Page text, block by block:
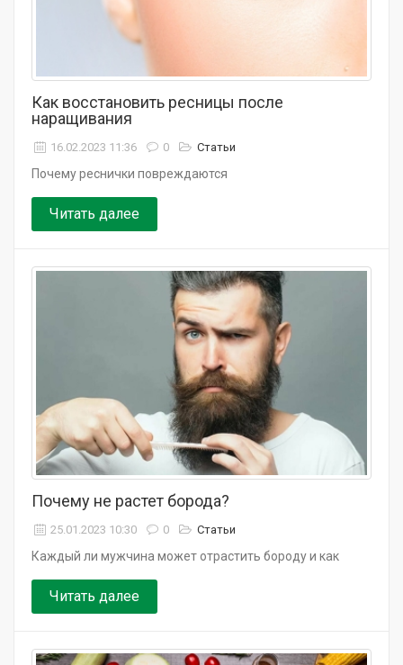
Как восстановить ресницы после
наращивания
16.02.2023 11:36 0 Статьи
Почему реснички повреждаются
Читать далее
Почему не растет борода?
25.01.2023 10:30 0 Статьи
Каждый ли мужчина может отрастить бороду и как
Читать далее